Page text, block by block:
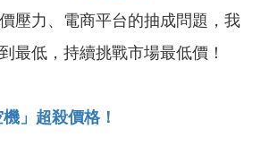
壓力、電商平台的抽成問題，我
最低，持續挑戰市場最低價！
機」超殺價格！